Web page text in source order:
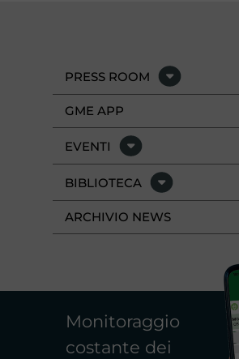
PRESS ROOM
GME APP
EVENTI
BIBLIOTECA
ARCHIVIO NEWS
Monitoraggio
costante dei